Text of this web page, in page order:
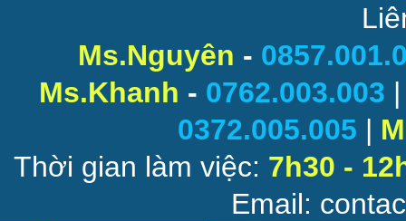
Ms.Nguyên -
Ms.Khanh - 0762.003.003
0372.005.005 |
Thời gian làm việc: 7h30 -
Email: